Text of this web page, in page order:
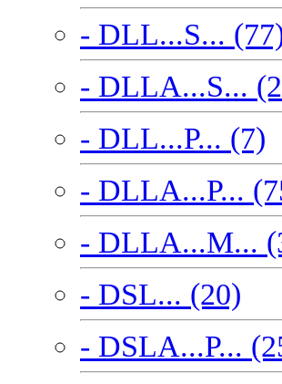
- DLL...S...
- DLLA...S...
- DLL...P... (7)
- DLLA...P...
- DLLA...M...
- DSL... (20)
- DSLA...P...